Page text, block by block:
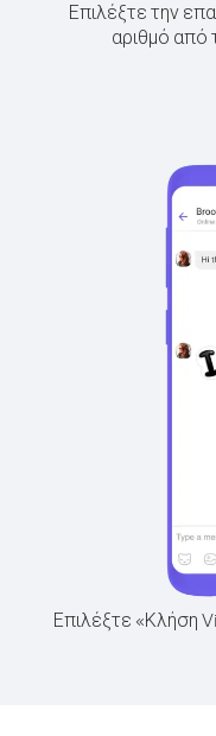
Επιλέξτε την
αριθμό
Επιλέξτε «Κλήση